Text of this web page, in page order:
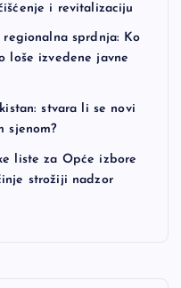
i revitalizaciju
sprdnja: Ko
loše izvedene javne
stvara li se novi
sjenom?
liste za Opće izbore
strožiji nadzor